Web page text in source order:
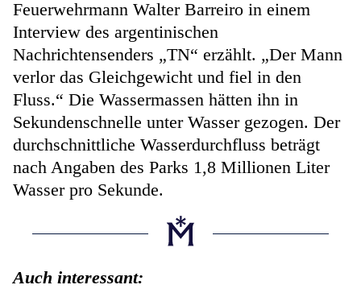
Feuerwehrmann Walter Barreiro in einem
Interview des argentinischen
Nachrichtensenders „TN“ erzählt. „Der Mann
verlor das Gleichgewicht und fiel in den
Fluss.“ Die Wassermassen hätten ihn in
Sekundenschnelle unter Wasser gezogen. Der
durchschnittliche Wasserdurchfluss beträgt
nach Angaben des Parks 1,8 Millionen Liter
Wasser pro Sekunde.
Auch interessant: